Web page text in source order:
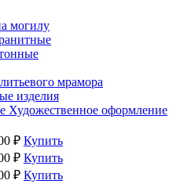
могилу
мрамора
изделия
Художественное оформление
₽ Купить
₽ Купить
₽ Купить